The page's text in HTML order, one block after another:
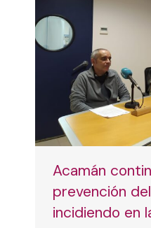
Acamán
prevención
incidiendo en